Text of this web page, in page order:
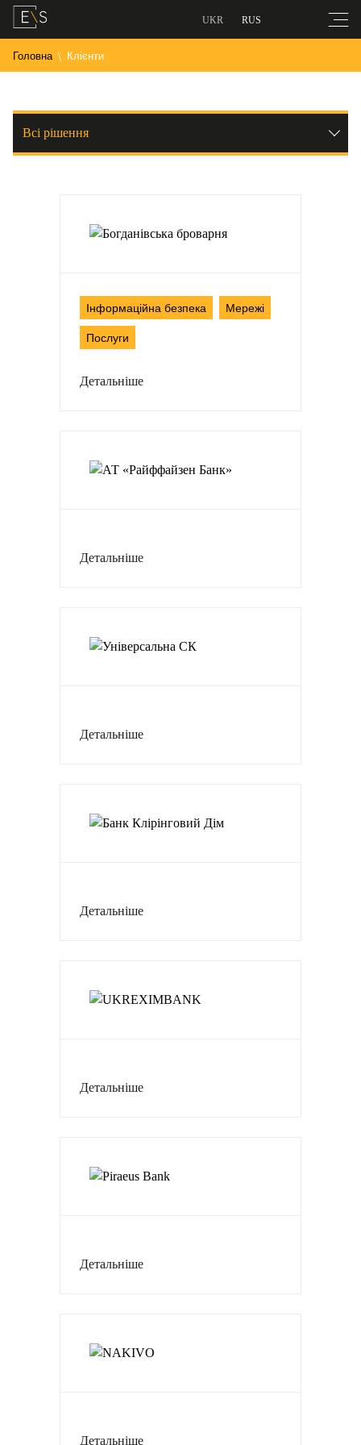
UKR RUS
Головна Клієнти
Інформаційна безпека
Мережі
Послуги
Детальніше
Детальніше
Детальніше
Детальніше
Детальніше
Детальніше
Детальніше
Всі рішення